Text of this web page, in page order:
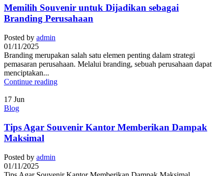
Memilih Souvenir untuk Dijadikan sebagai
Branding Perusahaan
Posted by admin
01/11/2025
Branding merupakan salah satu elemen penting dalam strategi
pemasaran perusahaan. Melalui branding, sebuah perusahaan dapat
menciptakan...
Continue reading
17 Jun
Blog
Tips Agar Souvenir Kantor Memberikan Dampak
Maksimal
Posted by admin
01/11/2025